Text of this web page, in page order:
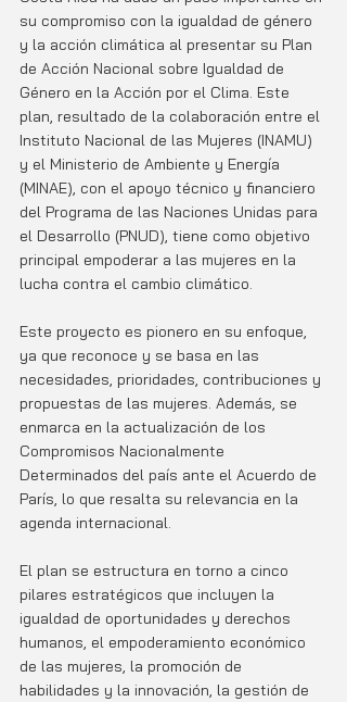
su compromiso con la igualdad de género
y la acción climática al presentar su Plan
de Acción Nacional sobre Igualdad de
Género en la Acción por el Clima. Este
plan, resultado de la colaboración entre el
Instituto Nacional de las Mujeres (INAMU)
y el Ministerio de Ambiente y Energía
(MINAE), con el apoyo técnico y financiero
del Programa de las Naciones Unidas para
el Desarrollo (PNUD), tiene como objetivo
principal empoderar a las mujeres en la
lucha contra el cambio climático.
Este proyecto es pionero en su enfoque,
ya que reconoce y se basa en las
necesidades, prioridades, contribuciones y
propuestas de las mujeres. Además, se
enmarca en la actualización de los
Compromisos Nacionalmente
Determinados del país ante el Acuerdo de
París, lo que resalta su relevancia en la
agenda internacional.
El plan se estructura en torno a cinco
pilares estratégicos que incluyen la
igualdad de oportunidades y derechos
humanos, el empoderamiento económico
de las mujeres, la promoción de
habilidades y la innovación, la gestión de